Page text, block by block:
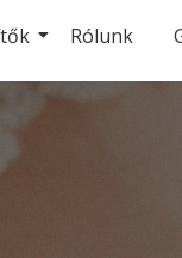
Rólunk